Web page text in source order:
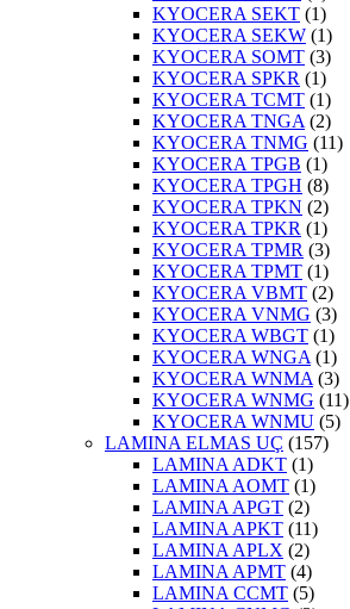
KYOCERA SEKT (1)
KYOCERA SEKW (1)
KYOCERA SOMT (3)
KYOCERA SPKR (1)
KYOCERA TCMT (1)
KYOCERA TNGA (2)
KYOCERA TNMG (11)
KYOCERA TPGB (1)
KYOCERA TPGH (8)
KYOCERA TPKN (2)
KYOCERA TPKR (1)
KYOCERA TPMR (3)
KYOCERA TPMT (1)
KYOCERA VBMT (2)
KYOCERA VNMG (3)
KYOCERA WBGT (1)
KYOCERA WNGA (1)
KYOCERA WNMA (3)
KYOCERA WNMG (11)
KYOCERA WNMU (5)
LAMINA ELMAS UÇ (157)
LAMINA ADKT (1)
LAMINA AOMT (1)
LAMINA APGT (2)
LAMINA APKT (11)
LAMINA APLX (2)
LAMINA APMT (4)
LAMINA CCMT (5)